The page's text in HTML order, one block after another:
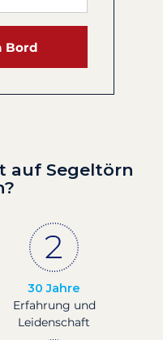
Bord
auf Segeltörn
30 Jahre
Erfahrung und
Leidenschaft